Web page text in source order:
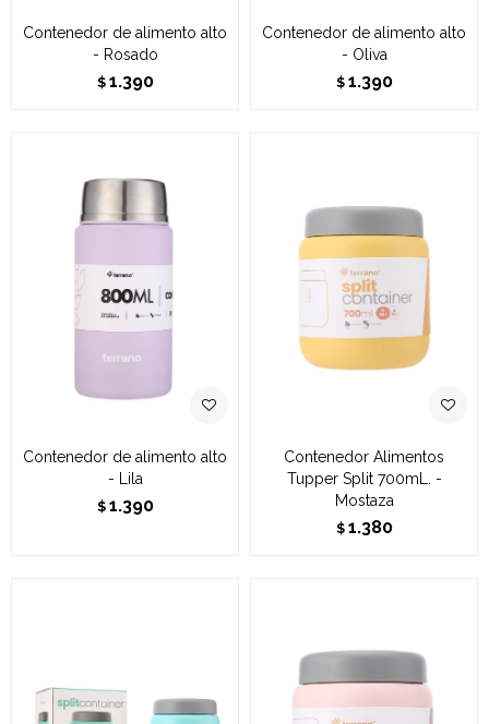
Contenedor de alimento alto
- Rosado
$ 1.390
Contenedor de alimento alto
- Oliva
$ 1.390
Contenedor de alimento alto
- Lila
$ 1.390
Contenedor Alimentos
Tupper Split 700mL. -
Mostaza
$ 1.380